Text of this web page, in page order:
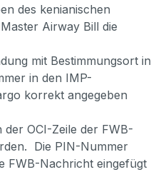
des kenianischen
Airway Bill die
mit Bestimmungsort in
in den IMP-
korrekt angegeben
OCI-Zeile der FWB-
Die PIN-Nummer
FWB-Nachricht eingefügt